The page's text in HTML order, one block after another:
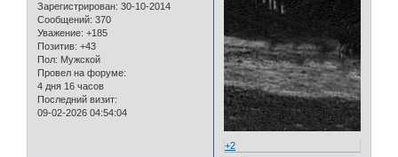
Зарегистрирован: 30-10-2014
Сообщений: 370
Уважение: +185
Позитив: +43
Пол: Мужской
Провел на форуме:
4 дня 16 часов
Последний визит:
09-02-2026 04:54:04
+2